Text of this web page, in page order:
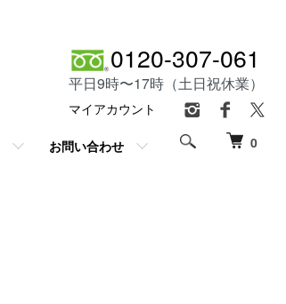
0
お問い合わせ
0120-307-061
平日9時〜17時（土日祝休業）
マイアカウント